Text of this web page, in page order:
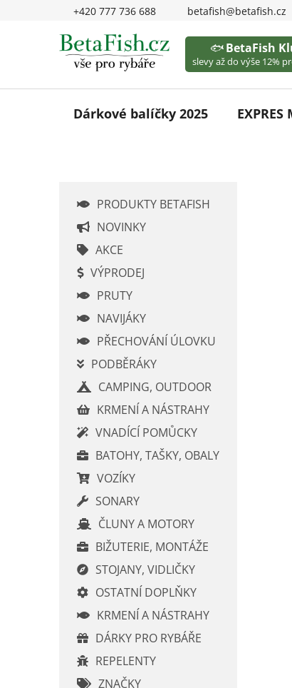
+420 777 736 688 betafish@betafish.cz
🐟BetaFish
slevy až do výše 12%
Dárkové balíčky 2025 EXPRES
PRODUKTY BETAFISH
NOVINKY
AKCE
VÝPRODEJ
PRUTY
NAVIJÁKY
PŘECHOVÁNÍ ÚLOVKU
PODBĚRÁKY
CAMPING, OUTDOOR
KRMENÍ A NÁSTRAHY
VNADÍCÍ POMŮCKY
BATOHY, TAŠKY, OBALY
VOZÍKY
SONARY
ČLUNY A MOTORY
BIŽUTERIE, MONTÁŽE
STOJANY, VIDLIČKY
OSTATNÍ DOPLŇKY
KRMENÍ A NÁSTRAHY
DÁRKY PRO RYBÁŘE
REPELENTY
ZNAČKY